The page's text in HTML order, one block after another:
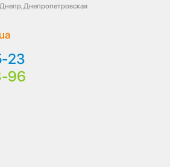
Днепропетровская
23
96